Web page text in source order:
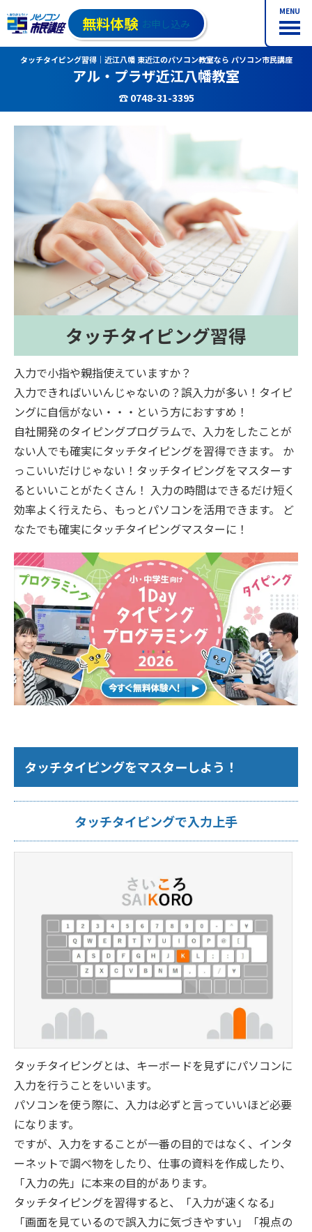
MENU
無料体験 お申し込み
タッチタイピング習得｜近江八幡 東近江のパソコン教室なら パソコン市民講座
アル・プラザ近江八幡教室
☎ 0748-31-3395
タッチタイピング習得
入力で小指や親指使えていますか？
入力できればいいんじゃないの？誤入力が多い！タイピ
ングに自信がない・・・という方におすすめ！
自社開発のタイピングプログラムで、入力をしたことが
ない人でも確実にタッチタイピングを習得できます。 か
っこいいだけじゃない！タッチタイピングをマスターす
るといいことがたくさん！ 入力の時間はできるだけ短く
効率よく行えたら、もっとパソコンを活用できます。 ど
なたでも確実にタッチタイピングマスターに！
タッチタイピングをマスターしよう！
タッチタイピングで入力上手
タッチタイピングとは、キーボードを見ずにパソコンに
入力を行うことをいいます。
パソコンを使う際に、入力は必ずと言っていいほど必要
になります。
ですが、入力をすることが一番の目的ではなく、インタ
ーネットで調べ物をしたり、仕事の資料を作成したり、
「入力の先」に本来の目的があります。
タッチタイピングを習得すると、「入力が速くなる」
「画面を見ているので誤入力に気づきやすい」「視点の